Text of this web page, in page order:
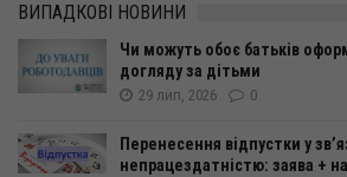
ВИПАДКОВІ НОВИНИ
Чи можуть обоє батьків
догляду за дітьми
29 лип, 2026 0
Перенесення відпустки у
непрацездатністю: заява +